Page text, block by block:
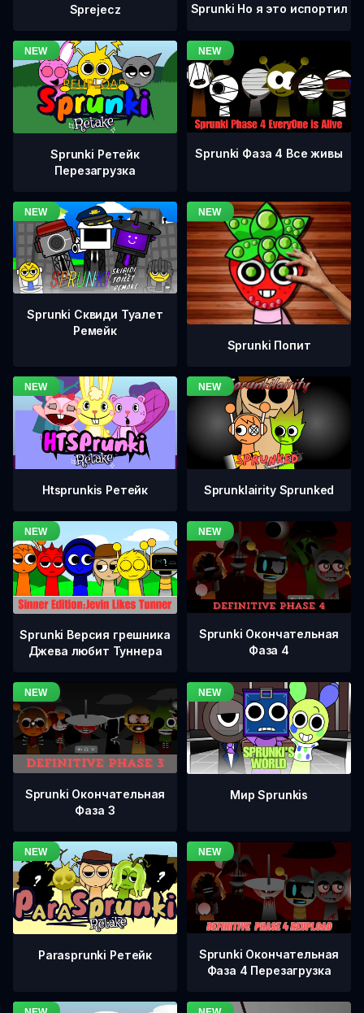
Sprejecz Sprunki Но я это испортил
Sprunki Ретейк
Перезагрузка
Sprunki Фаза 4 Все живы
Sprunki Сквиди Туалет
Ремейк
Sprunki Попит
Htsprunkis Ретейк Sprunklairity Sprunked
Sprunki Версия грешника
Джева любит Туннера
Sprunki Окончательная
Фаза 4
Sprunki Окончательная
Фаза 3
Мир Sprunkis
Parasprunki Ретейк
Sprunki Окончательная
Фаза 4 Перезагрузка